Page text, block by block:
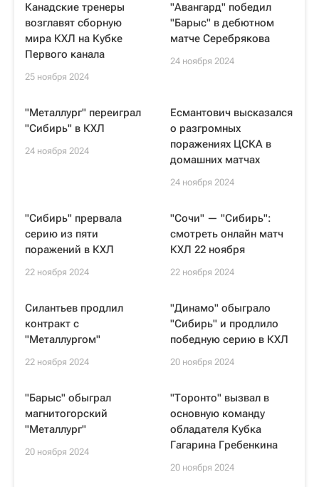
Канадские тренеры
возглавят сборную
мира КХЛ на Кубке
Первого канала
25 ноября 2024
"Авангард" победил
"Барыс" в дебютном
матче Серебрякова
24 ноября 2024
"Металлург" переиграл
"Сибирь" в КХЛ
24 ноября 2024
Есмантович высказался
о разгромных
поражениях ЦСКА в
домашних матчах
24 ноября 2024
"Сибирь" прервала
серию из пяти
поражений в КХЛ
22 ноября 2024
"Сочи" — "Сибирь":
смотреть онлайн матч
КХЛ 22 ноября
22 ноября 2024
Силантьев продлил
контракт с
"Металлургом"
22 ноября 2024
"Динамо" обыграло
"Сибирь" и продлило
победную серию в КХЛ
20 ноября 2024
"Барыс" обыграл
магнитогорский
"Металлург"
20 ноября 2024
"Торонто" вызвал в
основную команду
обладателя Кубка
Гагарина Гребенкина
20 ноября 2024